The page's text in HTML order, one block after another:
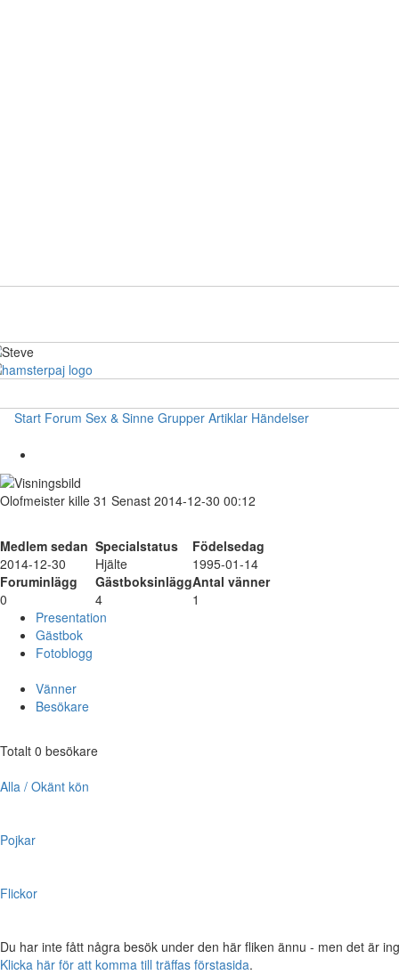
Start Forum Sex & Sinne Grupper Artiklar Händelser
Olofmeister kille 31 Senast 2014-12-30 00:12
Medlem sedan Specialstatus
Födelsedag
2014-12-30
Hjälte
1995-01-14
Foruminlägg
GästboksinläggAntal vänner
0
4
1
Presentation
Gästbok
Fotoblogg
Vänner
Besökare
Totalt 0 besökare
Alla / Okänt kön
Pojkar
Flickor
Du har inte fått några besök under den här fliken ännu - men det är
Klicka här för att komma till träffas förstasida.